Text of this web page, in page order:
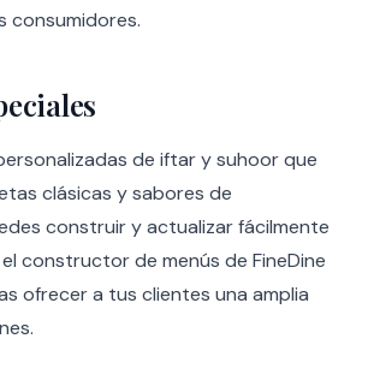
consumidores.
de iftar y suhoor que
clásicas y sabores de
construir y actualizar fácilmente
constructor de menús de FineDine
ofrecer a tus clientes una amplia